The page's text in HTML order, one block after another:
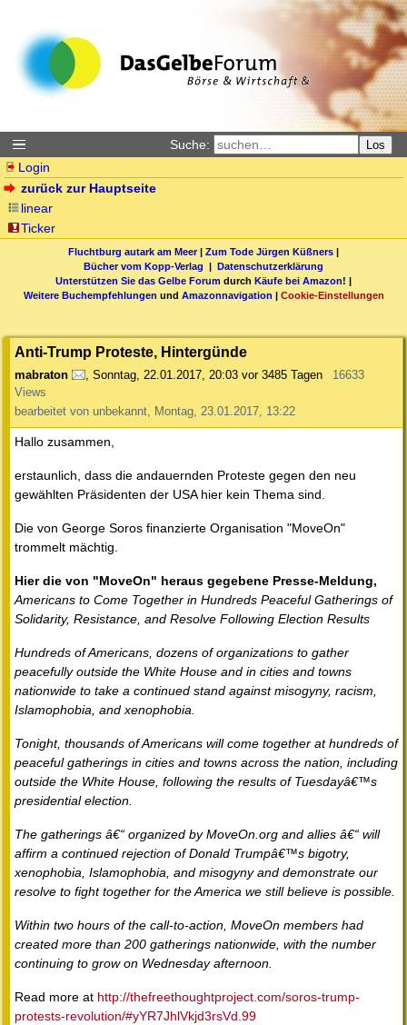
Suche: Los
Login
zurück zur Hauptseite
linear
Ticker
Fluchtburg autark am Meer| Zum Tode Jürgen Küßners |
Bücher vom Kopp-Verlag | Datenschutzerklärung
Unterstützen Sie das Gelbe Forum durch Käufe bei Amazon! |
Weitere Buchempfehlungen und Amazonnavigation | Cookie-Einstellungen
Anti-Trump Proteste, Hintergünde
mabraton , Sonntag, 22.01.2017, 20:03 vor 3485 Tagen
16633
Views
bearbeitet von unbekannt, Montag, 23.01.2017, 13:22
Hallo zusammen,
erstaunlich, dass die andauernden Proteste gegen den neu
gewählten Präsidenten der USA hier kein Thema sind.
Die von George Soros finanzierte Organisation "MoveOn"
trommelt mächtig.
Hier die von "MoveOn" heraus gegebene Presse-Meldung,
Americans to Come Together in Hundreds Peaceful Gatherings of
Solidarity, Resistance, and Resolve Following Election Results
Hundreds of Americans, dozens of organizations to gather
peacefully outside the White House and in cities and towns
nationwide to take a continued stand against misogyny, racism,
Islamophobia, and xenophobia.
Tonight, thousands of Americans will come together at hundreds of
peaceful gatherings in cities and towns across the nation, including
outside the White House, following the results of Tuesdayâ€™s
presidential election.
The gatherings â€“ organized by MoveOn.org and allies â€“ will
affirm a continued rejection of Donald Trumpâ€™s bigotry,
xenophobia, Islamophobia, and misogyny and demonstrate our
resolve to fight together for the America we still believe is possible.
Within two hours of the call-to-action, MoveOn members had
created more than 200 gatherings nationwide, with the number
continuing to grow on Wednesday afternoon.
Read more at http://thefreethoughtproject.com/soros-trump-
protests-revolution/#yYR7JhlVkjd3rsVd.99